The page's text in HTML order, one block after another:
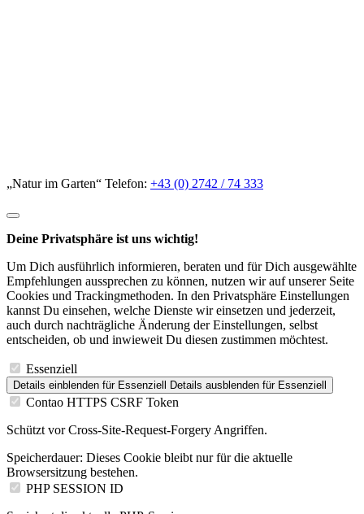
Empfehlungen aussprechen zu können, nutzen wir auf unserer Seite
Cookies und Trackingmethoden. In den Privatsphäre Einstellungen
kannst Du einsehen, welche Dienste wir einsetzen und jederzeit,
auch durch nachträgliche Änderung der Einstellungen, selbst
entscheiden, ob und inwieweit Du diesen zustimmen möchtest.
Details einblenden
Contao HTTPS CSRF Token
Browsersitzung bestehen.
PHP SESSION ID